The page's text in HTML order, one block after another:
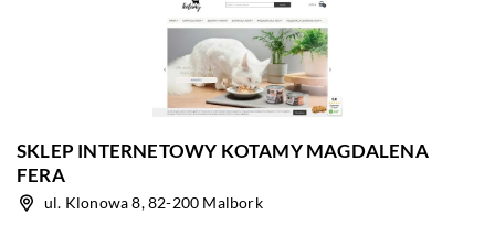
SKLEP INTERNETOWY KOTAMY MAGDALENA
FERA
ul. Klonowa 8, 82-200 Malbork